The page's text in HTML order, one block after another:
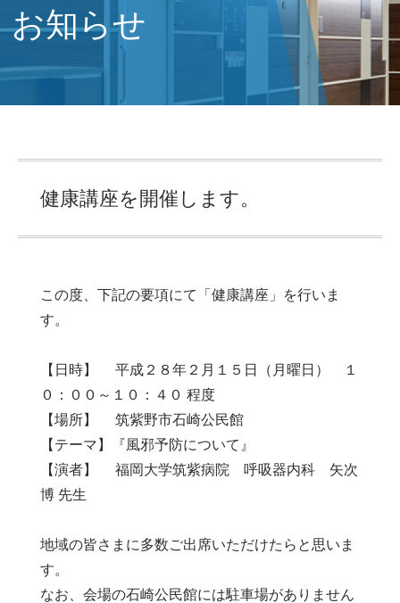
お知らせ
健康講座を開催します。
この度、下記の要項にて「健康講座」を行いま
す。
【日時】 平成２８年２月１５日（月曜日） １
０：００～１０：４０ 程度
【場所】 筑紫野市石崎公民館
【テーマ】『風邪予防について』
【演者】 福岡大学筑紫病院 呼吸器内科 矢次
博 先生
地域の皆さまに多数ご出席いただけたらと思いま
す。
なお、会場の石崎公民館には駐車場がありません